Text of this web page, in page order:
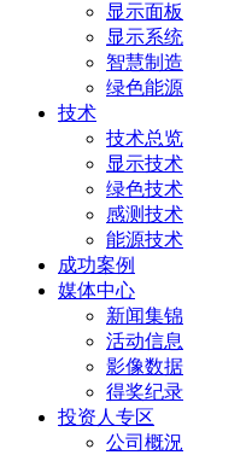
显示面板
显示系统
智慧制造
绿色能源
技术
技术总览
显示技术
绿色技术
感测技术
能源技术
成功案例
媒体中心
新闻集锦
活动信息
影像数据
得奖纪录
投资人专区
公司概況